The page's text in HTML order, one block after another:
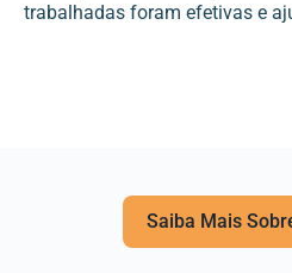
trabalhadas foram efetivas e
Saiba Mais